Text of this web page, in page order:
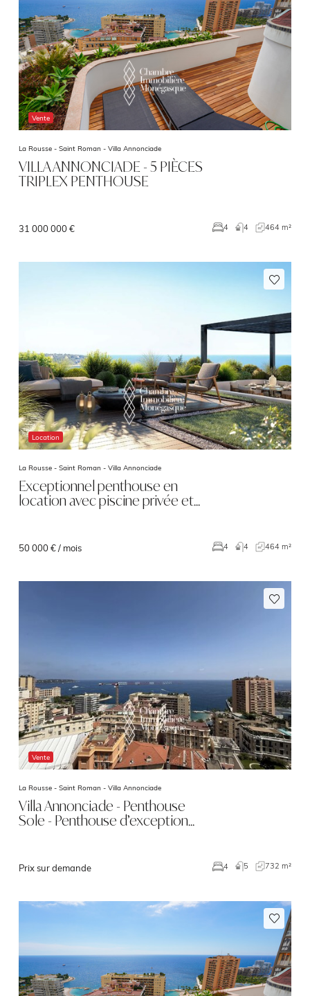
Vente
La Rousse - Saint Roman - Villa Annonciade
VILLA ANNONCIADE - 5 PIÈCES
TRIPLEX PENTHOUSE
31 000 000 € 4 4 464 m²
Location
La Rousse - Saint Roman - Villa Annonciade
Exceptionnel penthouse en
location avec piscine privée et…
50 000 € / mois 4 4 464 m²
Vente
La Rousse - Saint Roman - Villa Annonciade
Villa Annonciade - Penthouse
Sole - Penthouse d’exception…
Prix sur demande 4 5 732 m²